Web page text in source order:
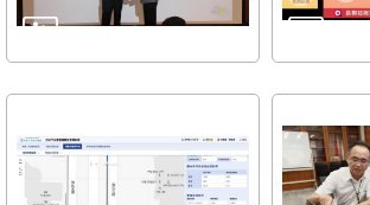
彙
臺
北
通